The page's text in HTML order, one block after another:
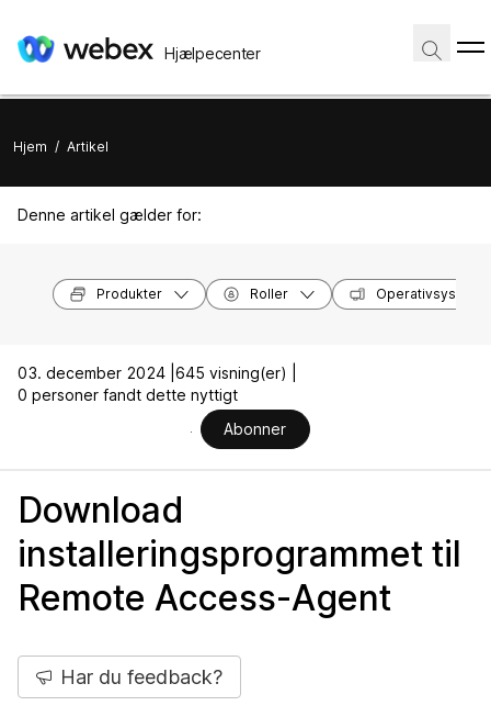
Hjælpecenter
Hjem / Artikel
Denne artikel gælder for:
Produkter Roller
03. december 2024 | 645 visning(er) |
0 personer fandt dette nyttigt
Abonner
Download
installeringsprogrammet til
Remote Access-Agent
Har du feedback?